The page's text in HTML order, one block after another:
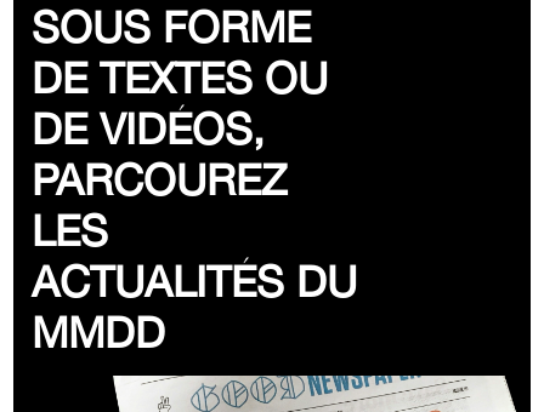
SOUS FORME
DE TEXTES OU
DE VIDÉOS,
PARCOUREZ
LES
ACTUALITÉS DU
MMDD